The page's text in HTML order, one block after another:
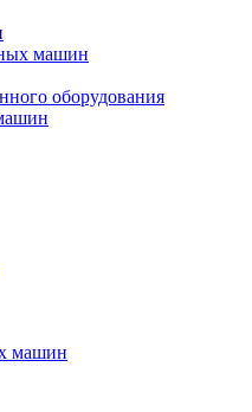
машин
оборудования
машин